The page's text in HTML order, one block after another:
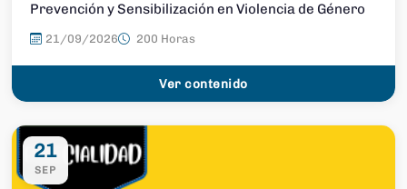
Prevención y Sensibilización en Violencia de Género
21/09/2026 200 Horas
Ver contenido
21
SEP